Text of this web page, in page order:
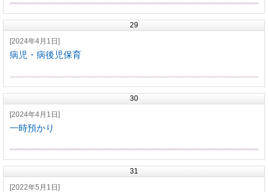
29
[2024年4月1日]
病児・病後児保育
30
[2024年4月1日]
一時預かり
31
[2022年5月1日]